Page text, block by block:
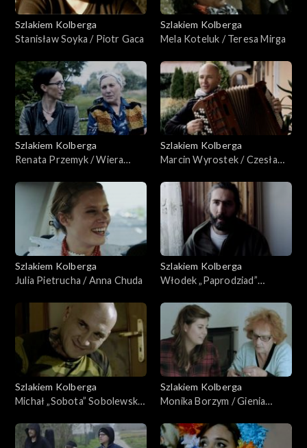
Szlakiem Kolberga
Stanisław Soyka / Piotr Gaca
Szlakiem Kolberga
Mela Koteluk / Teresa Mirga
Szlakiem Kolberga
Renata Przemyk / Wiera
Szlakiem Kolberga
Marcin Wyrostek / Czesław
Szlakiem Kolberga
Julia Pietrucha / Anna Chuda
Szlakiem Kolberga
Włodek „Paprodziad”
Gromadzka
Szlakiem Kolberga
Michał „Sobota” Sobolewski /
Szlakiem Kolberga
Monika Borzym / Gienia